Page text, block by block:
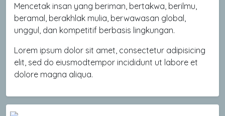
Mencetak insan yang beriman, bertakwa, berilmu,
beramal, berakhlak mulia, berwawasan global,
unggul, dan kompetitif berbasis lingkungan.
Lorem ipsum dolor sit amet, consectetur adipisicing
elit, sed do eiusmodtempor incididunt ut labore et
dolore magna aliqua.